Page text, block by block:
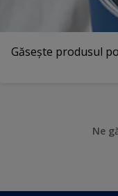
Găsește produsul
Ne